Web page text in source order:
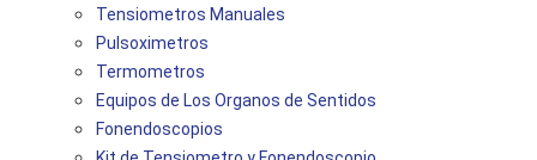
Tensiometros Manuales
Pulsoximetros
Termometros
Equipos de Los Organos de Sentidos
Fonendoscopios